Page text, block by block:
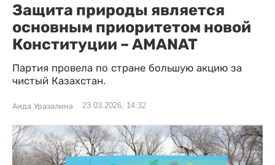
Защита природы является
основным приоритетом новой
Конституции – AMANAT
Партия провела по стране большую акцию за
чистый Казахстан.
Аида Уразалина 23.03.2026, 14:32